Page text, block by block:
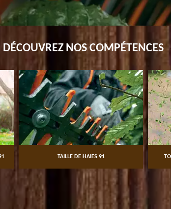
DÉCOUVREZ NOS COMPÉTENCES
TAILLE DE HAIES 91